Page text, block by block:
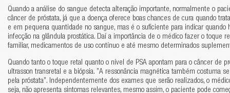
Quando a análise do sangue detecta alteração importante, normalmente o
câncer de próstata, já que a doença oferece boas chances de cura quando
e em pequena quantidade no sangue, mas é o suficiente para indicar
infecção na glândula prostática. Daí a importância de o médico fazer o toque
familiar, medicamentos de uso contínuo e até mesmo determinados
Quando tanto o toque retal quanto o nível de PSA apontam para o câncer de
ultrasson transretal e a biópsia. ”A ressonância magnética também costuma
pela próstata”. Independentemente dos exames que serão realizados, o
seja, não apresenta sintomas relevantes, mesmo assim, o paciente pode